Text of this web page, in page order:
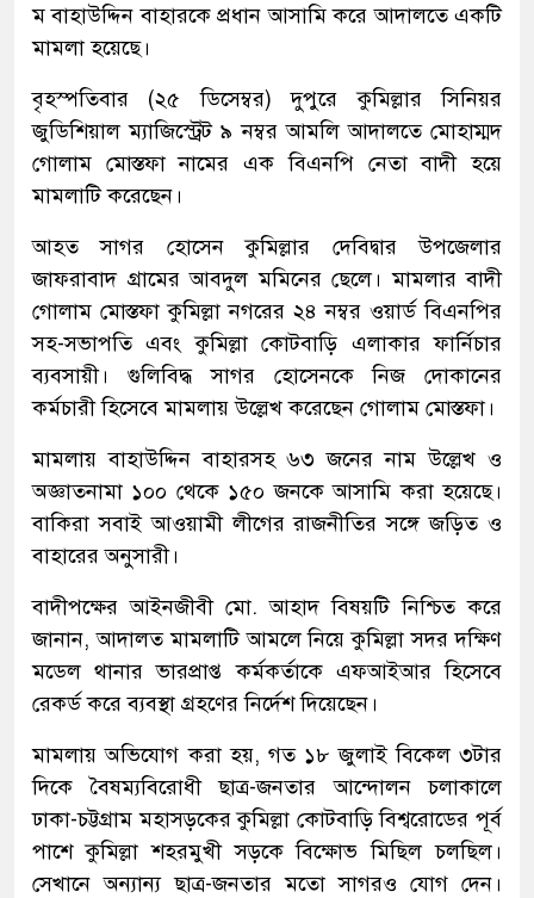
ম বাহাউদ্দিন বাহারকে প্রধান আসামি করে আদালতে একটি
মামলা হয়েছে।
বৃহস্পতিবার (২৫ ডিসেম্বর) দুপুরে কুমিল্লার সিনিয়র
জুডিশিয়াল ম্যাজিস্ট্রেট ৯ নম্বর আমলি আদালতে মোহাম্মদ
গোলাম মোস্তফা নামের এক বিএনপি নেতা বাদী হয়ে
মামলাটি করেছেন।
আহত সাগর হোসেন কুমিল্লার দেবিদ্বার উপজেলার
জাফরাবাদ গ্রামের আবদুল মমিনের ছেলে। মামলার বাদী
গোলাম মোস্তফা কুমিল্লা নগরের ২৪ নম্বর ওয়ার্ড বিএনপির
সহ-সভাপতি এবং কুমিল্লা কোটবাড়ি এলাকার ফার্নিচার
ব্যবসায়ী। গুলিবিদ্ধ সাগর হোসেনকে নিজ দোকানের
কর্মচারী হিসেবে মামলায় উল্লেখ করেছেন গোলাম মোস্তফা।
মামলায় বাহাউদ্দিন বাহারসহ ৬৩ জনের নাম উল্লেখ ও
অজ্ঞাতনামা ১০০ থেকে ১৫০ জনকে আসামি করা হয়েছে।
বাকিরা সবাই আওয়ামী লীগের রাজনীতির সঙ্গে জড়িত ও
বাহারের অনুসারী।
বাদীপক্ষের আইনজীবী মো. আহাদ বিষয়টি নিশ্চিত করে
জানান, আদালত মামলাটি আমলে নিয়ে কুমিল্লা সদর দক্ষিণ
মডেল থানার ভারপ্রাপ্ত কর্মকর্তাকে এফআইআর হিসেবে
রেকর্ড করে ব্যবস্থা গ্রহণের নির্দেশ দিয়েছেন।
মামলায় অভিযোগ করা হয়, গত ১৮ জুলাই বিকেল ৩টার
দিকে বৈষম্যবিরোধী ছাত্র-জনতার আন্দোলন চলাকালে
ঢাকা-চট্টগ্রাম মহাসড়কের কুমিল্লা কোটবাড়ি বিশ্বরোডের পূর্ব
পাশে কুমিল্লা শহরমুখী সড়কে বিক্ষোভ মিছিল চলছিল।
সেখানে অন্যান্য ছাত্র-জনতার মতো সাগরও যোগ দেন।